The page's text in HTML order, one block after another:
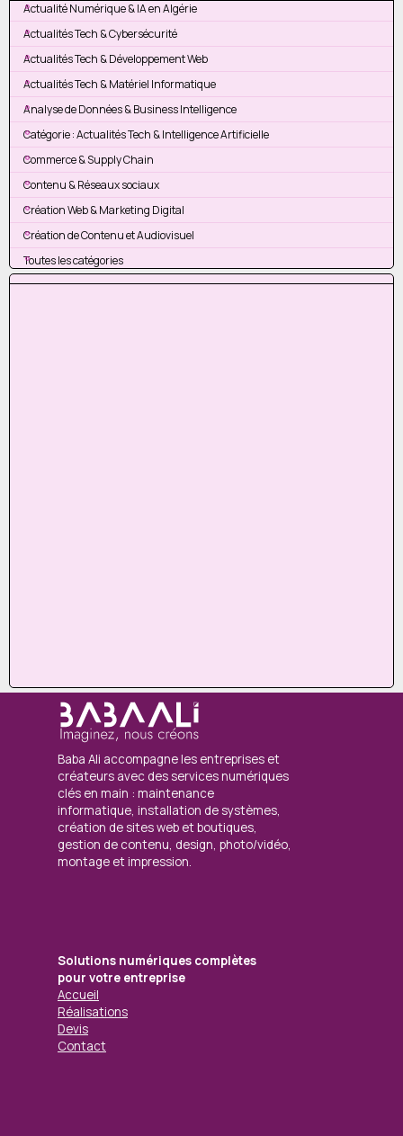
Actualité Numérique & IA en Algérie
Actualités Tech & Cybersécurité
Actualités Tech & Développement Web
Actualités Tech & Matériel Informatique
Analyse de Données & Business Intelligence
Catégorie : Actualités Tech & Intelligence Artificielle
Commerce & Supply Chain
Contenu & Réseaux sociaux
Création Web & Marketing Digital
Création de Contenu et Audiovisuel
Toutes les catégories
Sauter le bloc
Solutions numériques complètes
pour votre entreprise
Accueil
Réalisations
Devis
Contact
Baba Ali accompagne les entreprises et
créateurs avec des services numériques
clés en main : maintenance
informatique, installation de systèmes,
création de sites web et boutiques,
gestion de contenu, design, photo/vidéo,
montage et impression.